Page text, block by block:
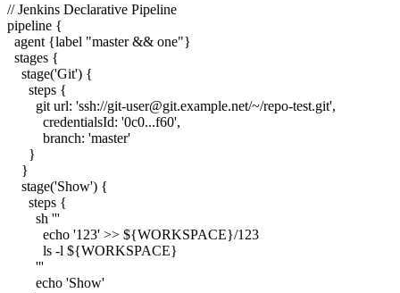
// Jenkins Declarative Pipeline
pipeline {
agent {label "master && one"}
stages {
stage('Git') {
steps {
git url: 'ssh://git-user@git.example.net/~/repo-test.git',
credentialsId: '0c0...f60',
branch: 'master'
}
}
stage('Show') {
steps {
sh '''
echo '123' >> ${WORKSPACE}/123
ls -l ${WORKSPACE}
'''
echo 'Show'